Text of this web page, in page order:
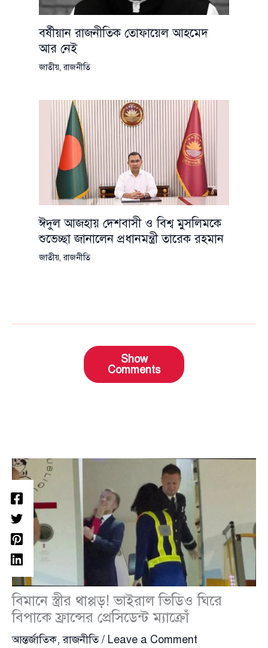
বর্ষীয়ান রাজনীতিক তোফায়েল আহমেদ
আর নেই
জাতীয়,রাজনীতি
ঈদুল আজহায় দেশবাসী ও বিশ্ব মুসলিমকে
শুভেচ্ছা জানালেন প্রধানমন্ত্রী তারেক রহমান
জাতীয়,রাজনীতি
Show
Comments
বিমানে স্ত্রীর থাপ্পড়! ভাইরাল ভিডিও ঘিরে
বিপাকে ফ্রান্সের প্রেসিডেন্ট ম্যাক্রোঁ
আন্তর্জাতিক,রাজনীতি/ Leave a Comment